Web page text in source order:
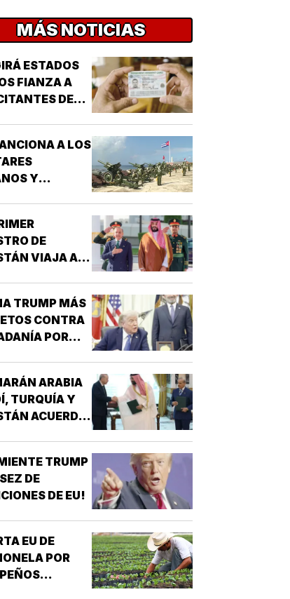
MÁS NOTICIAS
ESTADOS
FIANZA A
DE
A LOS
Y
DE
DE
VIAJA A
TRUMP MÁS
CONTRA
POR
ARABIA
TURQUÍA Y
ACUERDO
TRUMP
DE
DE EU!
EU DE
POR